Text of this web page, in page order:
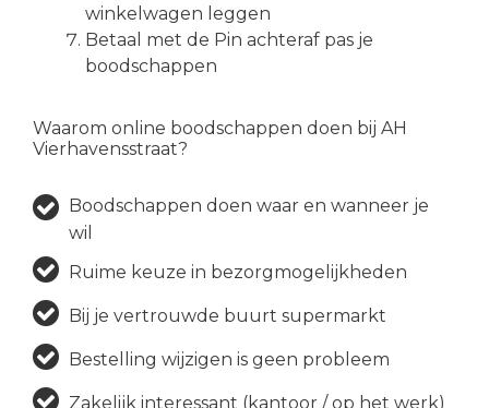
winkelwagen leggen
Betaal met de Pin achteraf pas je
boodschappen
Waarom online boodschappen doen bij AH
Vierhavensstraat?
Boodschappen doen waar en wanneer je
wil
Ruime keuze in bezorgmogelijkheden
Bij je vertrouwde buurt supermarkt
Bestelling wijzigen is geen probleem
Zakelijk interessant (kantoor / op het werk)